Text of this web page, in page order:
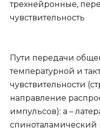
трехнейронные,
чувствительность
Пути передачи
температурной и
чувствительности
направление
импульсов): а –
спиноталамический